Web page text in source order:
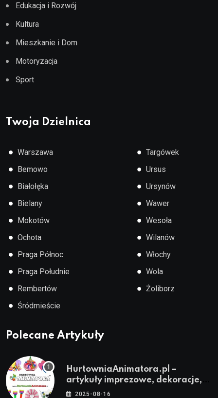
Edukacja i Rozwój
Kultura
Mieszkanie i Dom
Motoryzacja
Sport
Twoja Dzielnica
● Warszawa
● Bemowo
● Białołęka
● Bielany
● Mokotów
● Ochota
● Praga Północ
● Praga Południe
● Rembertów
● Śródmieście
● Targówek
● Ursus
● Ursynów
● Wawer
● Wesoła
● Wilanów
● Włochy
● Wola
● Żoliborz
Polecane Artykuły
HurtowniaAnimatora.pl –
artykuły imprezowe, dekoracje,
stroje i akcesoria dla animatorów
2025-08-16